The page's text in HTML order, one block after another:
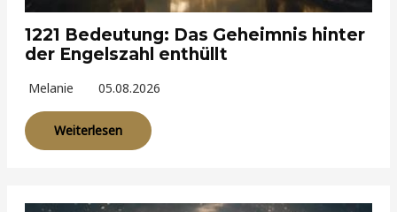
1221 Bedeutung: Das Geheimnis hinter
der Engelszahl enthüllt
Melanie 05.08.2026
Weiterlesen